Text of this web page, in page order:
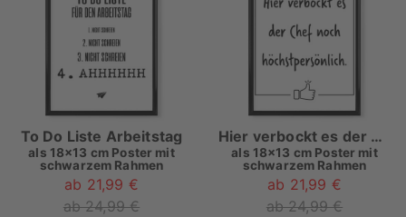
To Do Liste Arbeitstag
als 18x13 cm Poster mit
schwarzem Rahmen
ab 21,99 €
ab 24,99 €
Hier verbockt es der Chef
als 18x13 cm Poster mit
schwarzem Rahmen
ab 21,99 €
ab 24,99 €